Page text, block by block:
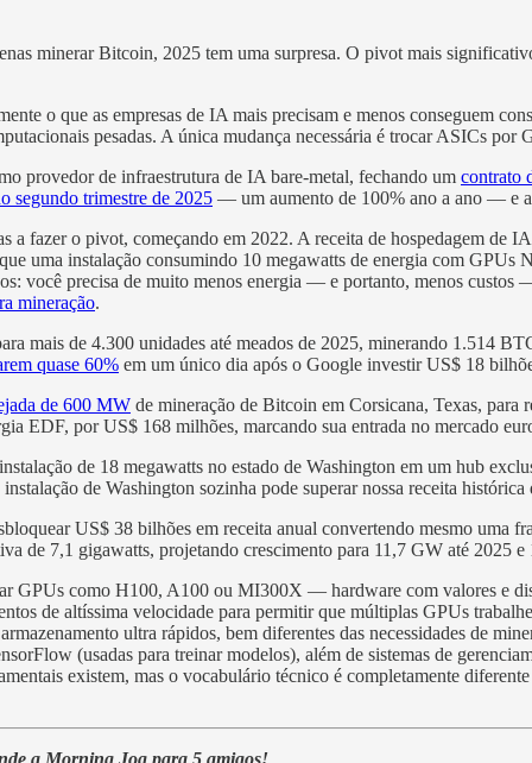
minerar Bitcoin, 2025 tem uma surpresa. O pivot mais
o que as empresas de IA mais precisam e menos conseguem
pesadas. A única mudança necessária é trocar ASICs por
provedor de infraestrutura de IA bare-metal, fechando um contrato
segundo trimestre de 2025 — um aumento de 100% ano a ano — e
a fazer o pivot, começando em 2022. A receita de hospedagem de
uma instalação consumindo 10 megawatts de energia com GPUs
você precisa de muito menos energia — e portanto, menos
mineração.
mais de 4.300 unidades até meados de 2025, minerando 1.514
quase 60% em um único dia após o Google investir US$ 18
de 600 MW de mineração de Bitcoin em Corsicana, Texas,
EDF, por US$ 168 milhões, marcando sua entrada no mercado
de 18 megawatts no estado de Washington em um hub
de Washington sozinha pode superar nossa receita
US$ 38 bilhões em receita anual convertendo mesmo uma
de 7,1 gigawatts, projetando crescimento para 11,7 GW até 2025
GPUs como H100, A100 ou MI300X — hardware com valores e
de altíssima velocidade para permitir que múltiplas GPUs
ultra rápidos, bem diferentes das necessidades de
(usadas para treinar modelos), além de sistemas de
existem, mas o vocabulário técnico é completamente